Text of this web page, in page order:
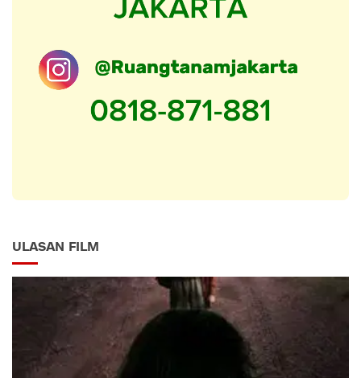
ULASAN FILM